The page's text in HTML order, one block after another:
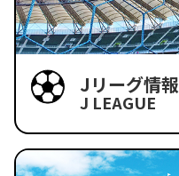
Jリーグ情報
J LEAGUE